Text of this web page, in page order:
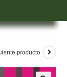
producto